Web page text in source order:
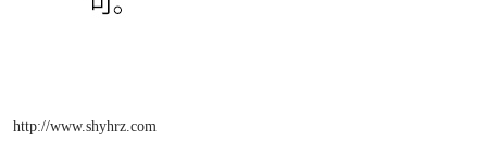
http://www.shyhrz.com